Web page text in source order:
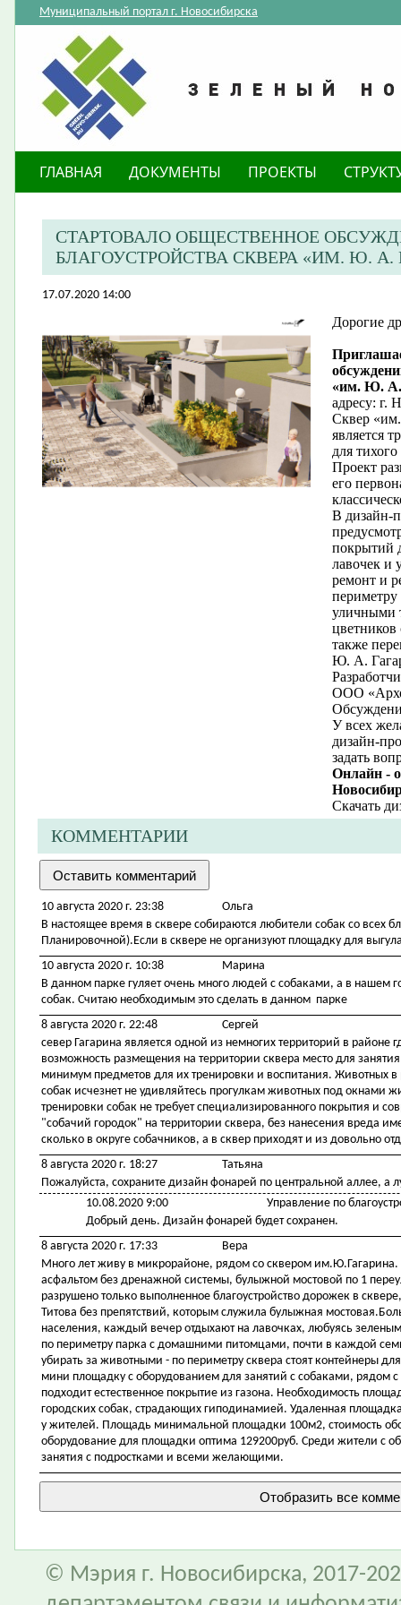
Муниципальный портал г. Новосибирска
ГЛАВНАЯ ДОКУМЕНТЫ ПРОЕКТЫ
СТАРТОВАЛО ОБЩЕСТВЕННОЕ
БЛАГОУСТРОЙСТВА СКВЕРА «ИМ. Ю. А.
17.07.2020 14:00
Дорогие
«им. Ю. А.
адресу: г.
Сквер
является
для
Проект
его
В дизайн-
покрытий
лавочек и
ремонт и
периметру
уличными
цветников
также
Ю. А.
ООО
У всех
дизайн-
задать
Онлайн -
Скачать
КОММЕНТАРИИ
10 августа 2020 г. 23:38
Ольга
В настоящее время в сквере собираются любители собак со всех
Планировочной).Если в сквере не организуют площадку для
10 августа 2020 г. 10:38
Марина
В данном парке гуляет очень много людей с собаками, а в нашем
собак. Считаю необходимым это сделать в данном парке
8 августа 2020 г. 22:48
Сергей
север Гагарина является одной из немногих территорий в районе
возможность размещения на территории сквера место для
минимум предметов для их тренировки и воспитания. Животных в
собак исчезнет не удивляйтесь прогулкам животных под
тренировки собак не требует специализированного покрытия и
"собачий городок" на территории сквера, без нанесения вреда
сколько в округе собачников, а в сквер приходят и из довольно
8 августа 2020 г. 18:27
Татьяна
Пожалуйста, сохраните дизайн фонарей по центральной аллее, а
10.08.2020 9:00
Управление по
Добрый день. Дизайн фонарей будет сохранен.
8 августа 2020 г. 17:33
Вера
Много лет живу в микрорайоне, рядом со сквером
асфальтом без дренажной системы, булыжной мостовой по 1
разрушено только выполненное благоустройство дорожек в
Титова без препятствий, которым служила булыжная
населения, каждый вечер отдыхают на лавочках, любуясь
по периметру парка с домашними питомцами, почти в каждой
убирать за животными - по периметру сквера стоят контейнеры
мини площадку с оборудованием для занятий с собаками, рядом
подходит естественное покрытие из газона. Необходимость
городских собак, страдающих гиподинамией. Удаленная
у жителей. Площадь минимальной площадки 100м2, стоимость
оборудование для площадки оптима 129200руб. Среди жители с
занятия с подростками и всеми желающими.
© Мэрия г. Новосибирска, 2017-